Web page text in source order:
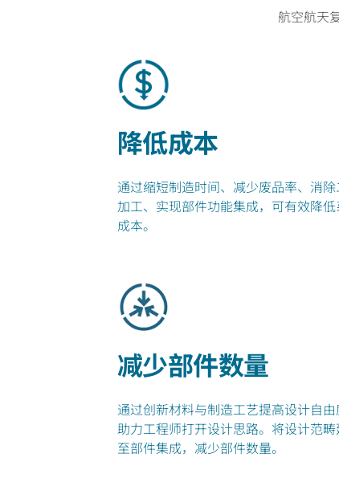
航空航天
降低成本
通过缩短制造时间、减少废品率、消除
加工、实现部件功能集成，可有效降
成本。
减少部件数量
通过创新材料与制造工艺提高设计自由
助力工程师打开设计思路。将设计范畴
至部件集成，减少部件数量。